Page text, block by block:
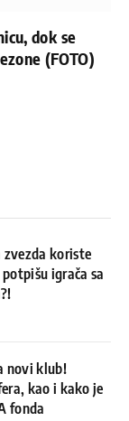
dok se
(FOTO)
zvezda koriste
igrača sa
novi klub!
kao i kako je
fonda